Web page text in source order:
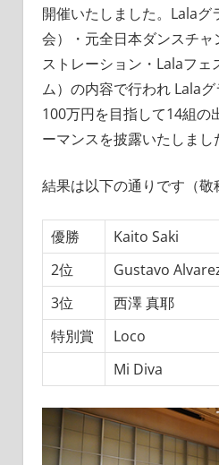
開催いたしました。Lalaグ
会）・元全日本ダンスチ
ストレーション・Lalaフェ
ム）の内容で行われ Lala
100万円を目指して14組の
ーマンスを披露いたしまし
結果は以下の通りです（敬
優勝
Kaito Saki
2位
Gustavo
3位
西澤 真耶
特別賞
Loco
Mi Diva